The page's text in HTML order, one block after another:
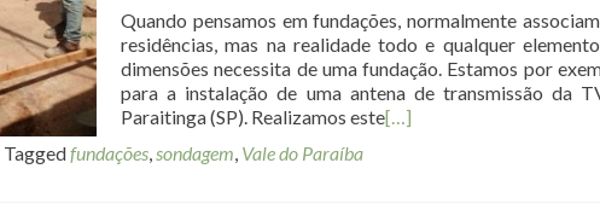
Quando pensamos em fundações, normalmente
residências, mas na realidade todo e qualquer
dimensões necessita de uma fundação. Estamos por
para a instalação de uma antena de transmissão da
Paraitinga (SP). Realizamos este[…]
Taggedfundações,sondagem, Vale do Paraíba